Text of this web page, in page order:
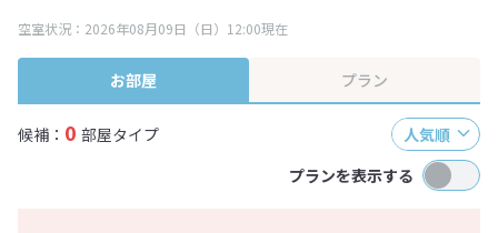
※表示されている旅行代金・プラン内容は一定時間ごとに更新されます。最
終確認画面でご確認ください。
空室状況：2026年08月09日（日）12:00現在
お部屋 プラン
候補： 0 部屋タイプ
人気順
プランを表示する